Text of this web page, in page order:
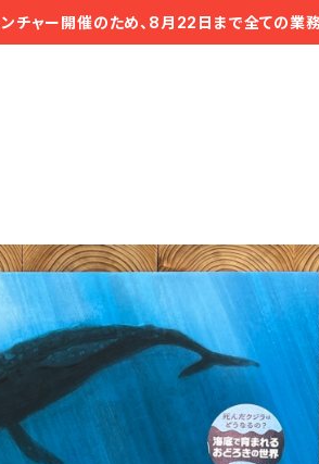
チャー開催のため、8月22日まで全ての業務